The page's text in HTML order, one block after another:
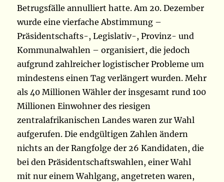
Betrugsfälle annulliert hatte. Am 20. Dezember
wurde eine vierfache Abstimmung –
Präsidentschafts-, Legislativ-, Provinz- und
Kommunalwahlen – organisiert, die jedoch
aufgrund zahlreicher logistischer Probleme um
mindestens einen Tag verlängert wurden. Mehr
als 40 Millionen Wähler der insgesamt rund 100
Millionen Einwohner des riesigen
zentralafrikanischen Landes waren zur Wahl
aufgerufen. Die endgültigen Zahlen ändern
nichts an der Rangfolge der 26 Kandidaten, die
bei den Präsidentschaftswahlen, einer Wahl
mit nur einem Wahlgang, angetreten waren,